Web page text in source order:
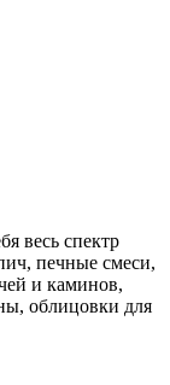
весь спектр
печные смеси,
и каминов,
облицовки для